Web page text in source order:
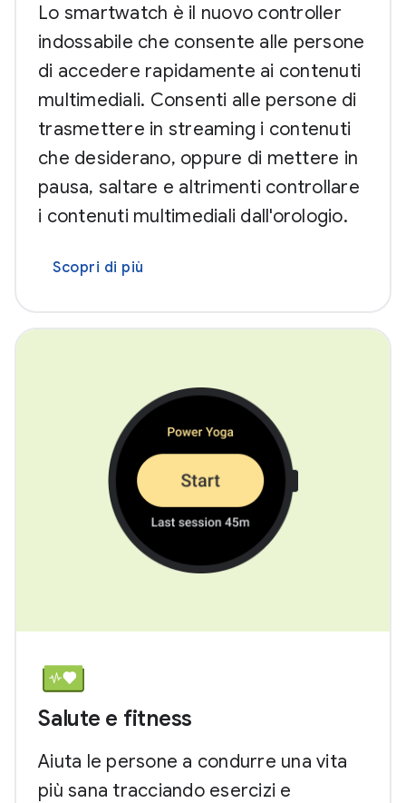
Lo smartwatch è il nuovo controller
indossabile che consente alle persone
di accedere rapidamente ai contenuti
multimediali. Consenti alle persone di
trasmettere in streaming i contenuti
che desiderano, oppure di mettere in
pausa, saltare e altrimenti controllare
i contenuti multimediali dall'orologio.
Scopri di più
Salute e fitness
Aiuta le persone a condurre una vita
più sana tracciando esercizi e